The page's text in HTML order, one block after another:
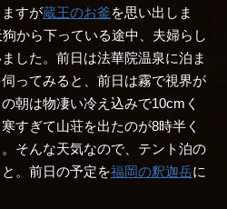
すが蔵王のお釜を思い出しま
狗から下っている途中、夫婦らし
した。前日は法華院温泉に泊ま
ってみると、前日は霧で視界が
朝は物凄い冷え込みで10cmく
すぎて山荘を出たのが8時半く
そんな天気なので、テント泊の
。前日の予定を福岡の釈迦岳に